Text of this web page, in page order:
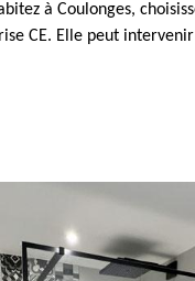
à Coulonges,
CE. Elle peut